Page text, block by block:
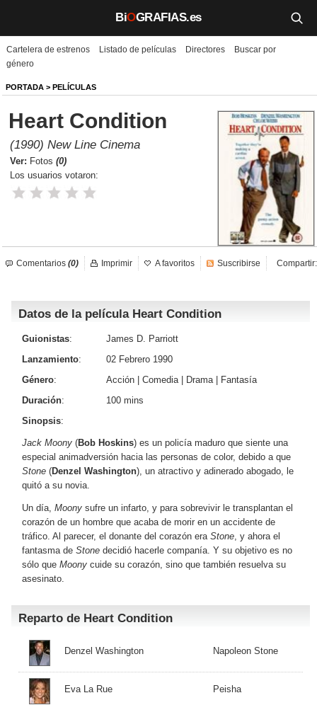
BiOGRAFIAS.es
Biografías
Películas
TV
Música
Un día como hoy
Iniciar sesión Crear cuenta
Cartelera de estrenos Listado de películas Directores
Buscar por
género
PORTADA > PELÍCULAS
Heart Condition
(1990) New Line Cinema
Ver: Fotos (0)
Los usuarios votaron:
Comentarios (0) Compartir:
Imprimir A favoritos Suscribirse
Datos de la película Heart Condition
Guionistas:
James D. Parriott
Lanzamiento:
02 Febrero 1990
Género: Acción Comedia| Drama|
Fantasía
Duración:
100 mins
Sinopsis:
Jack Moony (Bob Hoskins) es un policía maduro que siente una
especial animadversión hacia las personas de color, debido a que
Stone (Denzel Washington), un atractivo y adinerado abogado, le
quitó a su novia.
Un día, Moony sufre un infarto, y para sobrevivir le transplantan el
corazón de un hombre que acaba de morir en un accidente de
tráfico. Al parecer, el donante del corazón era Stone, y ahora el
fantasma de Stone decidió hacerle companía. Y su objetivo es no
sólo que Moony cuide su corazón, sino que también resuelva su
asesinato.
Reparto de Heart Condition
Denzel Washington Napoleon Stone
Eva La Rue Peisha